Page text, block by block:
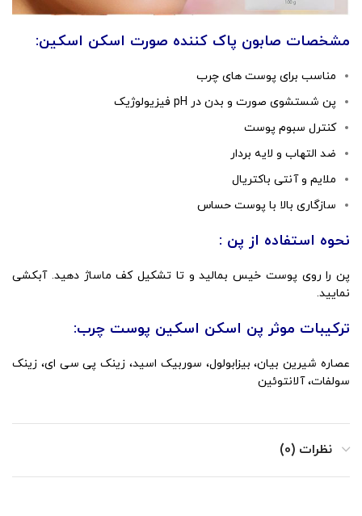
مشخصات صابون پاک کننده صورت اسکن اسکین:
مناسب برای پوست های چرب
پن شستشوی صورت و بدن در pH فیزیولوژیک
کنترل سبوم پوست
ضد التهاب و لایه بردار
ملایم و آنتی باکتریال
سازگاری بالا با پوست حساس
نحوه استفاده از پن :
پن را روی پوست خیس بمالید و تا تشکیل کف ماساژ دهید. آبکشی
نمایید.
ترکیبات موثر پن اسکن اسکین پوست چرب:
عصاره شیرین بیان، بیزابولول، سوربیک اسید، زینک پی سی ای، زینک
سولفات، آلانتوئین
نظرات (0)